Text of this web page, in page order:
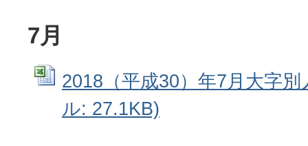
7月
2018（平成30）年7月大字
ル: 27.1KB)